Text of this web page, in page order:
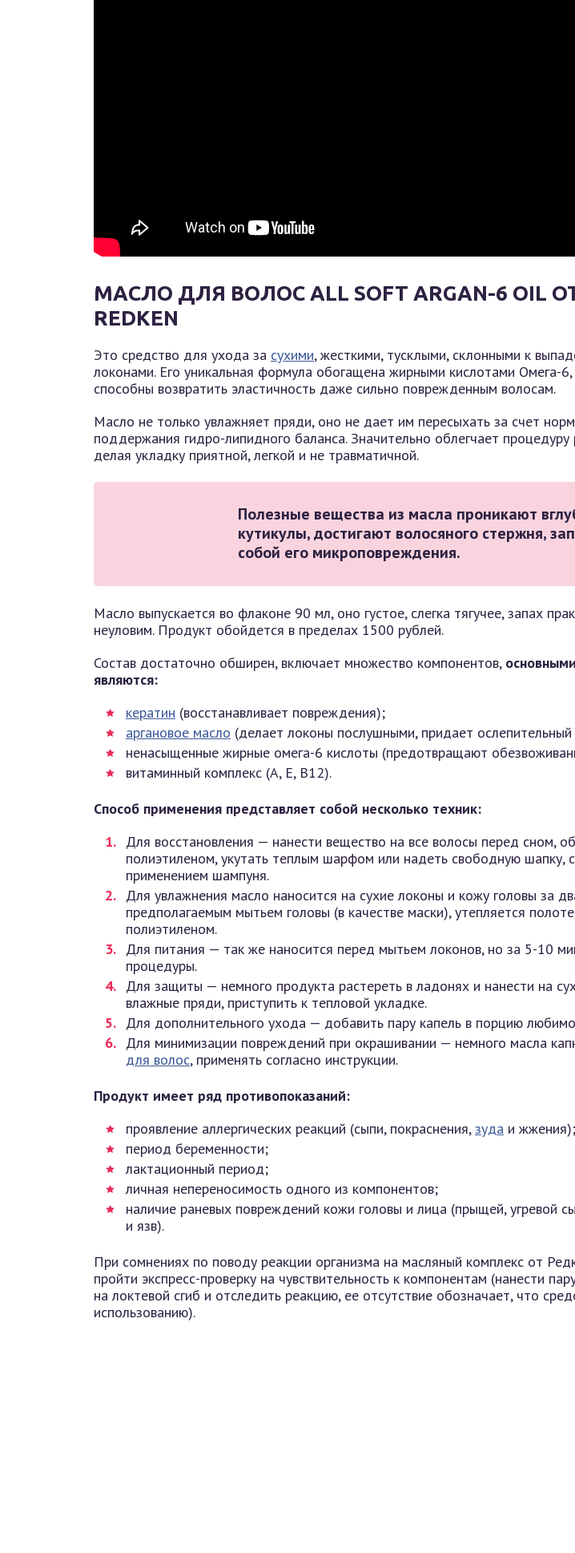
МАСЛО ДЛЯ ВОЛОС ALL SOFT ARGAN-6 OIL
REDKEN
Это средство для ухода за сухими, жесткими, тусклыми, склонными к
локонами. Его уникальная формула обогащена жирными кислотами Омега-
способны возвратить эластичность даже сильно поврежденным волосам.
Масло не только увлажняет пряди, оно не дает им пересыхать за счет
поддержания гидро-липидного баланса. Значительно облегчает процедуру
делая укладку приятной, легкой и не травматичной.
Полезные вещества из масла проникают
кутикулы, достигают волосяного стержня,
собой его микроповреждения.
Масло выпускается во флаконе 90 мл, оно густое, слегка тягучее, запах
неуловим. Продукт обойдется в пределах 1500 рублей.
Состав достаточно обширен, включает множество компонентов,
являются:
кератин (восстанавливает повреждения);
аргановое масло (делает локоны послушными, придает ослепительный
ненасыщенные жирные омега-6 кислоты (предотвращают
витаминный комплекс (А, Е, В12).
Способ применения представляет собой несколько техник:
Для восстановления — нанести вещество на все волосы перед сном,
полиэтиленом, укутать теплым шарфом или надеть свободную шапку,
применением шампуня.
Для увлажнения масло наносится на сухие локоны и кожу головы за
предполагаемым мытьем головы (в качестве маски), утепляется
полиэтиленом.
Для питания — так же наносится перед мытьем локонов, но за 5-10
процедуры.
Для защиты — немного продукта растереть в ладонях и нанести на
влажные пряди, приступить к тепловой укладке.
Для дополнительного ухода — добавить пару капель в порцию
Для минимизации повреждений при окрашивании — немного масла
для волос, применять согласно инструкции.
Продукт имеет ряд противопоказаний:
проявление аллергических реакций (сыпи, покраснения,зуда и жжения);
период беременности;
лактационный период;
личная непереносимость одного из компонентов;
наличие раневых повреждений кожи головы и лица (прыщей, угревой
и язв).
При сомнениях по поводу реакции организма на масляный комплекс от
пройти экспресс-проверку на чувствительность к компонентам (нанести
на локтевой сгиб и отследить реакцию, ее отсутствие обозначает, что
использованию).